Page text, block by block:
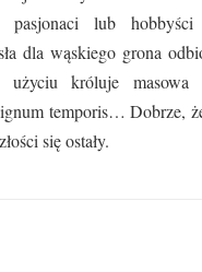
pasjonaci lub hobbyści
dla wąskiego grona
króluje masowa
temporis… Dobrze,
się ostały.